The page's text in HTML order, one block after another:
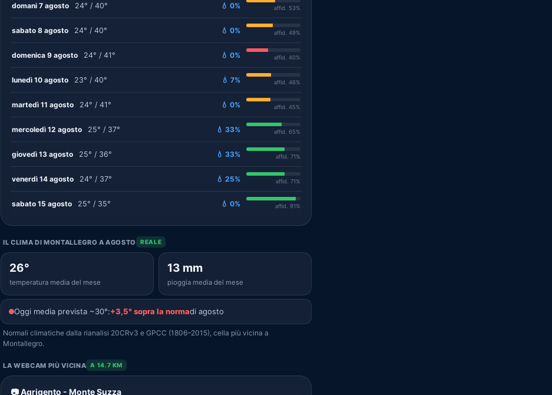
domani 7 agosto 24° / 40° 💧 0% affid. 53%
sabato 8 agosto 24° / 40° 💧 0% affid. 49%
domenica 9 agosto 24° / 41° 💧 0% affid. 40%
lunedì 10 agosto 23° / 40° 💧 7% affid. 46%
martedì 11 agosto 24° / 41° 💧 0% affid. 45%
mercoledì 12 agosto 25° / 37° 💧 33% affid. 65%
giovedì 13 agosto 25° / 36° 💧 33% affid. 71%
venerdì 14 agosto 24° / 37° 💧 25% affid. 71%
sabato 15 agosto 25° / 35° 💧 0% affid. 91%
IL CLIMA DI MONTALLEGRO A AGOSTO REALE
26°
temperatura media del mese
13 mm
pioggia media del mese
Oggi media prevista ~30°:+3,5° sopra la normadi agosto
Normali climatiche dalla rianalisi 20CRv3 e GPCC (1806–2015), cella più vicina a
Montallegro.
LA WEBCAM PIÙ VICINA A 14.7 KM
📷 Agrigento - Monte Suzza